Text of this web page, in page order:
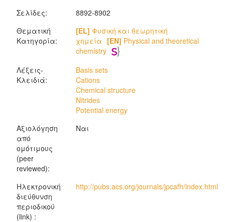
Σελίδες:
8892-8902
Θεματική
Κατηγορία:
[EL] Φυσική και θεωρητική
χημεία [EN] Physical and theoretical
chemistry
Λέξεις-
Κλειδιά:
Basis sets
Cations
Chemical structure
Nitrides
Potential energy
Αξιολόγηση
από
ομότιμους
(peer
reviewed):
Ναι
Ηλεκτρονική
διεύθυνση
περιοδικού
(link) :
http://pubs.acs.org/journals/jpcafh/index.html